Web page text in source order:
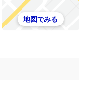
地図でみる